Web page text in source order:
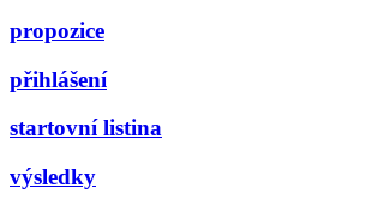
propozice
přihlášení
startovní listina
výsledky